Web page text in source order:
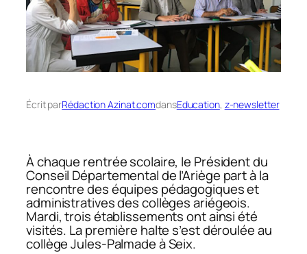
Écrit parRédaction Azinat.comdansEducation, z-newsletter
À chaque rentrée scolaire, le Président du
Conseil Départemental de l’Ariège part à la
rencontre des équipes pédagogiques et
administratives des collèges ariégeois.
Mardi, trois établissements ont ainsi été
visités. La première halte s’est déroulée au
collège Jules-Palmade à Seix.